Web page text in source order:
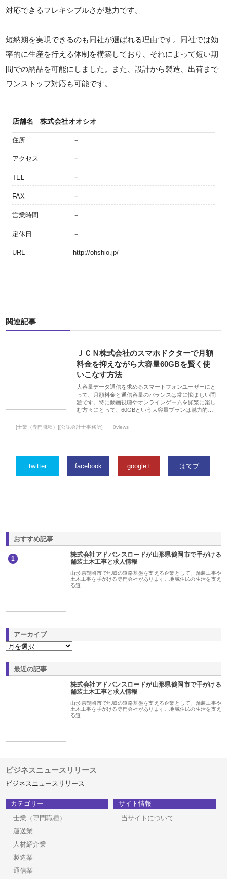
対応できるフレキシブルさが魅力です。
短納期を実現できるのも同社が選ばれる理由です。同社では効
率的に生産を行える体制を構築しており、それによって短い期
間での納品を可能にしました。また、設計から製造、出荷まで
ワンストップ対応も可能です。
店舗名 株式会社オオシオ
住所 －
アクセス －
TEL －
FAX －
営業時間 －
定休日 －
URL http://ohshio.jp/
関連記事
ＪＣＮ株式会社のスマホドクターで月額
料金を抑えながら大容量60GBを賢く使
いこなす方法
大容量データ通信を求めるスマートフォンユーザーにと
って、月額料金と通信容量のバランスは常に悩ましい問
題です。特に動画視聴やオンラインゲームを頻繁に楽し
む方々にとって、60GBという大容量プランは魅力的…
[士業（専門職種）][公認会計士事務所] 0views
twitter facebook google+ はてブ
おすすめ記事
1
株式会社アドバンスロードが山形県鶴岡市で手がける
舗装土木工事と求人情報
山形県鶴岡市で地域の道路基盤を支える企業として、舗装工事や
土木工事を手がける専門会社があります。地域住民の生活を支え
る道…
アーカイブ
最近の記事
株式会社アドバンスロードが山形県鶴岡市で手がける
舗装土木工事と求人情報
山形県鶴岡市で地域の道路基盤を支える企業として、舗装工事や
土木工事を手がける専門会社があります。地域住民の生活を支え
る道…
ビジネスニュースリリース
ビジネスニュースリリース
カテゴリー
士業（専門職種）
運送業
人材紹介業
製造業
通信業
サイト情報
当サイトについて